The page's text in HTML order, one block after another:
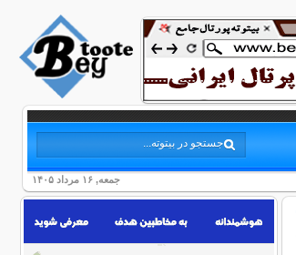
جمعه, ۱۶ مرداد ۱۴۰۵